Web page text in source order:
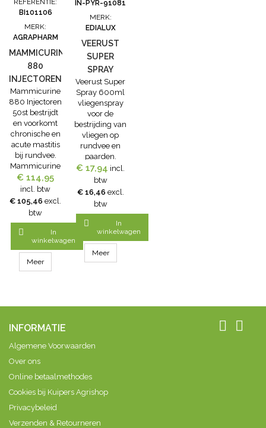
REFERENTIE:
BI101106
MERK:
AGRAPHARM
MAMMICURINE
880
INJECTOREN
50ST
Mammicurine
880 Injectoren
50st bestrijdt
en voorkomt
chronische en
acute mastitis
bij rundvee.
Mammicurine
880 mastitis
injectoren is op
homeopathische
basis en heeft
voordeel dat
tijdens de
behandeling
de melk
doorgeleverd
Dagelijks
melkveehouders
melk geld
vanwege de
van groei...
€ 114,95
incl. btw
€ 105,46 excl.
btw

In
winkelwagen
Meer
IN-PYR-91081
MERK:
EDIALUX
VEERUST
SUPER
SPRAY
600ML
Veerust Super
Spray 600ml
vliegenspray
voor de
bestrijding van
vliegen op
rundvee en
paarden.
Veerust is ook
te gebruiken
als
vliegenspray
verblijfplaatsen
van vee.
Veerust Super
Spray doodt
direct alle
heeft een
ook veel
Gebruiksaanwijzing...
€ 17,94 incl.
btw
€ 16,46 excl.
btw

In
winkelwagen
Meer
INFORMATIE  
Algemene Voorwaarden
Over ons
Online betaalmethodes
Cookies bij Kuipers Agrishop
Privacybeleid
Verzenden & Retourneren